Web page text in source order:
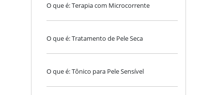
O que é: Terapia com Microcorrente
O que é: Tratamento de Pele Seca
O que é: Tônico para Pele Sensível